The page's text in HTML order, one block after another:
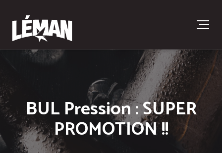
BUL Pression : SUPER
PROMOTION !!